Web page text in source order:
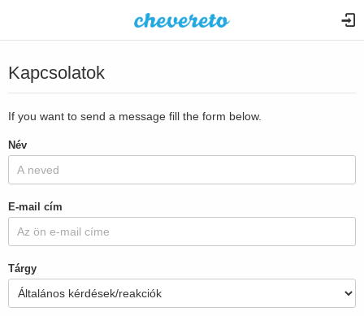
Kapcsolatok
If you want to send a message fill the form below.
Név
E-mail cím
Tárgy